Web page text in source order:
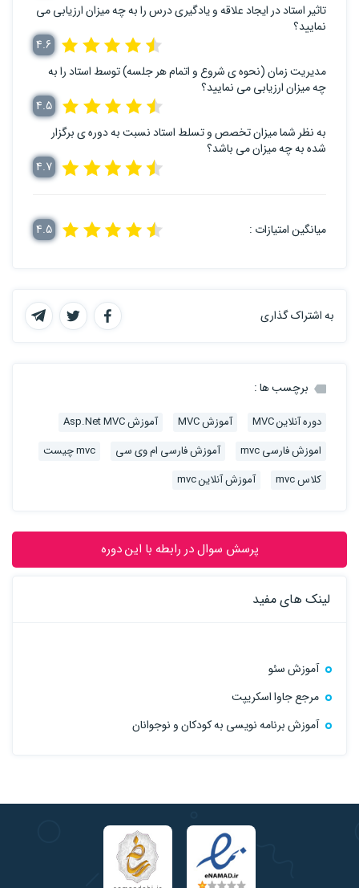
تاثیر استاد در ایجاد علاقه و یادگیری درس را به چه میزان ارزیابی می
نمایید؟
4.6
مدیریت زمان (نحوه ی شروع و اتمام هر جلسه) توسط استاد را به
چه میزان ارزیابی می نمایید؟
4.5
به نظر شما میزان تخصص و تسلط استاد نسبت به دوره ی برگزار
شده به چه میزان می باشد؟
4.7
میانگین امتیازات : 4.5
به اشتراک گذاری
برچسب ها :
دوره آنلاین MVC آموزش MVC
آموزش Asp.Net MVC
اموزش فارسی mvc
آموزش فارسی ام وی سی
mvc چیست
کلاس mvc
آموزش آنلاین mvc
پرسش سوال در رابطه با این دوره
لینک های مفید
آموزش سئو
مرجع جاوا اسکریپت
آموزش برنامه نویسی به کودکان و نوجوانان